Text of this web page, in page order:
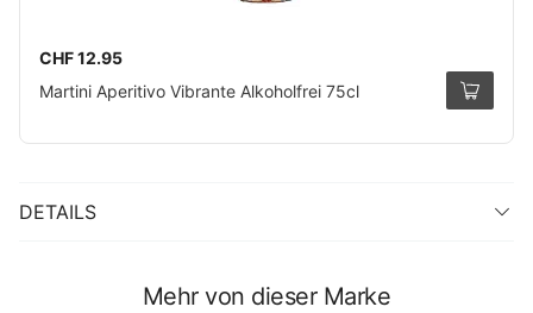
CHF 12.95
Martini Aperitivo Vibrante Alkoholfrei 75cl
DETAILS
Mehr von dieser Marke